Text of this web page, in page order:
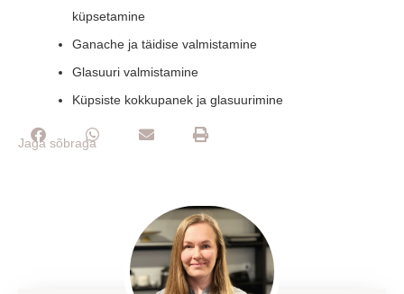
küpsetamine
Ganache ja täidise valmistamine
Glasuuri valmistamine
Küpsiste kokkupanek ja glasuurimine
Jaga sõbraga